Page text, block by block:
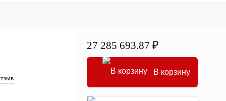
27 285 693.87 ₽
В корзину